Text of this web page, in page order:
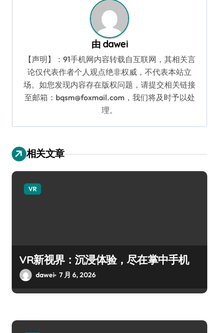
由 dawei
【声明】：91手机网内容转载自互联网，其相关言
论仅代表作者个人观点绝非权威，不代表本站立
场。如您发现内容存在版权问题，请提交相关链接
至邮箱：bqsm@foxmail.com，我们将及时予以处
理。
相关文章
VR
VR新视界：沉浸体验，尽在掌中手机
dawei 7 月 6, 2026